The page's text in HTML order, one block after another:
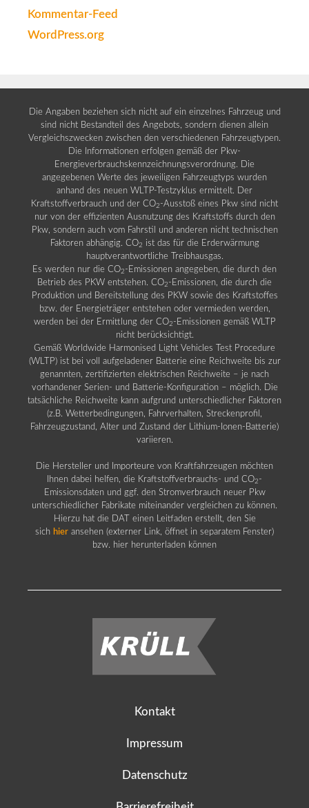
Kommentar-Feed
WordPress.org
Die Angaben beziehen sich nicht auf ein einzelnes Fahrzeug und
sind nicht Bestandteil des Angebots, sondern dienen allein
Vergleichszwecken zwischen den verschiedenen Fahrzeugtypen.
Die Informationen erfolgen gemäß der Pkw-
Energieverbrauchskennzeichnungsverordnung. Die
angegebenen Werte des jeweiligen Fahrzeugtyps wurden
anhand des neuen WLTP-Testzyklus ermittelt. Der
Kraftstoffverbrauch und der CO2 -Ausstoß eines Pkw sind nicht
nur von der effizienten Ausnutzung des Kraftstoffs durch den
Pkw, sondern auch vom Fahrstil und anderen nicht technischen
Faktoren abhängig. CO2 ist das für die Erderwärmung
hauptverantwortliche Treibhausgas.
Es werden nur die CO2 -Emissionen angegeben, die durch den
Betrieb des PKW entstehen. CO2 -Emissionen, die durch die
Produktion und Bereitstellung des PKW sowie des Kraftstoffes
bzw. der Energieträger entstehen oder vermieden werden,
werden bei der Ermittlung der CO2 -Emissionen gemäß WLTP
nicht berücksichtigt.
Gemäß Worldwide Harmonised Light Vehicles Test Procedure
(WLTP) ist bei voll aufgeladener Batterie eine Reichweite bis zur
genannten, zertifizierten elektrischen Reichweite – je nach
vorhandener Serien- und Batterie-Konfiguration – möglich. Die
tatsächliche Reichweite kann aufgrund unterschiedlicher Faktoren
(z.B. Wetterbedingungen, Fahrverhalten, Streckenprofil,
Fahrzeugzustand, Alter und Zustand der Lithium-Ionen-Batterie)
variieren.
Die Hersteller und Importeure von Kraftfahrzeugen möchten
Ihnen dabei helfen, die Kraftstoffverbrauchs- und CO2 -
Emissionsdaten und ggf. den Stromverbrauch neuer Pkw
unterschiedlicher Fabrikate miteinander vergleichen zu können.
Hierzu hat die DAT einen Leitfaden erstellt, den Sie
sich hier ansehen (externer Link, öffnet in separatem Fenster)
bzw. hier herunterladen können
Kontakt
Impressum
Datenschutz